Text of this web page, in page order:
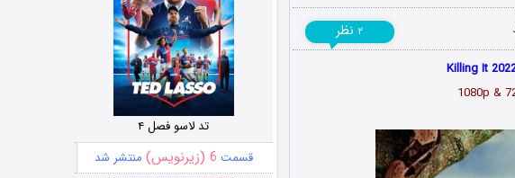
۲ نظر
تد لاسو فصل ۴
قسمت 6 (زیرنویس) منتشر شد